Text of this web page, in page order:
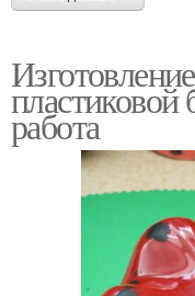
пластиковой
работа